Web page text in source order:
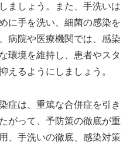
ましょう。また、手洗いは
に手を洗い、細菌の感染を
病院や医療機関では、感染
環境を維持し、患者やスタ
えるようにしましょう。
症は、重篤な合併症を引き
がって、予防策の徹底が重
、手洗いの徹底、感染対策